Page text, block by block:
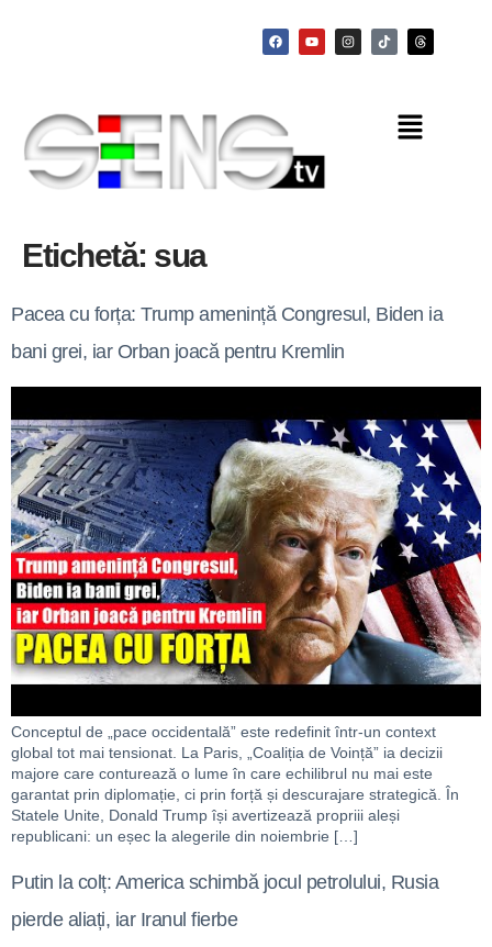
Etichetă: sua
Pacea cu forța: Trump amenință Congresul, Biden ia
bani grei, iar Orban joacă pentru Kremlin
Conceptul de „pace occidentală” este redefinit într-un context
global tot mai tensionat. La Paris, „Coaliția de Voință” ia decizii
majore care conturează o lume în care echilibrul nu mai este
garantat prin diplomație, ci prin forță și descurajare strategică. În
Statele Unite, Donald Trump își avertizează propriii aleși
republicani: un eșec la alegerile din noiembrie […]
Putin la colț: America schimbă jocul petrolului, Rusia
pierde aliați, iar Iranul fierbe